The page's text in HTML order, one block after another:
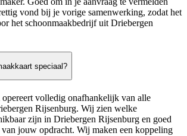
vond bij je vorige samenwerking, zodat het
het schoonmaakbedrijf uit Driebergen
speciaal?
opereert volledig onafhankelijk van alle
Rijsenburg. Wij zien welke
zijn in Driebergen Rijsenburg en goed
jouw opdracht. Wij maken een koppeling